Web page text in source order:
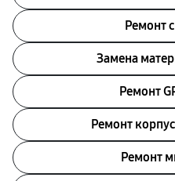
Ремонт
Замена
Ремонт
Ремонт
Ремонт